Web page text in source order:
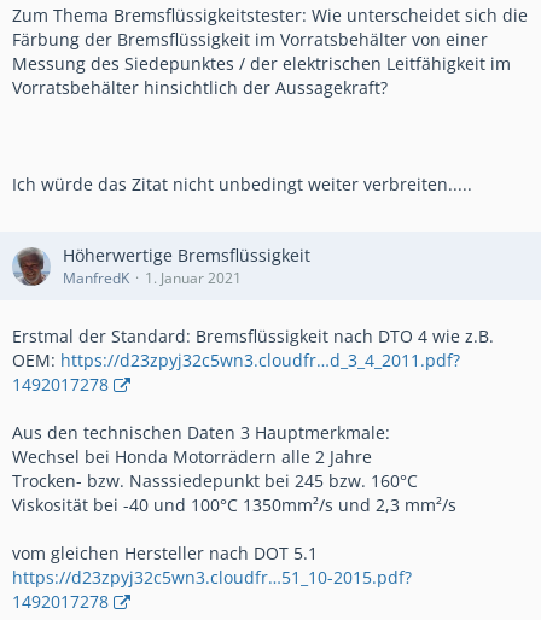
Zum Thema Bremsflüssigkeitstester: Wie unterscheidet sich die
Färbung der Bremsflüssigkeit im Vorratsbehälter von einer
Messung des Siedepunktes / der elektrischen Leitfähigkeit im
Vorratsbehälter hinsichtlich der Aussagekraft?
Ich würde das Zitat nicht unbedingt weiter verbreiten.....
Höherwertige Bremsflüssigkeit
ManfredK 1. Januar 2021
Erstmal der Standard: Bremsflüssigkeit nach DTO 4 wie z.B.
OEM: https://d23zpyj32c5wn3.cloudfr…d_3_4_2011.pdf?
1492017278
Aus den technischen Daten 3 Hauptmerkmale:
Wechsel bei Honda Motorrädern alle 2 Jahre
Trocken- bzw. Nasssiedepunkt bei 245 bzw. 160°C
Viskosität bei -40 und 100°C 1350mm²/s und 2,3 mm²/s
vom gleichen Hersteller nach DOT 5.1
https://d23zpyj32c5wn3.cloudfr…51_10-2015.pdf?
1492017278